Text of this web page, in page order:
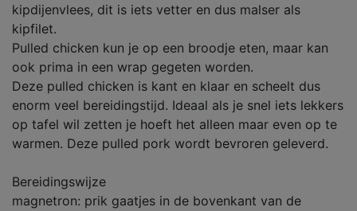
kipdijenvlees, dit is iets vetter en dus malser als
kipfilet.
Pulled chicken kun je op een broodje eten, maar kan
ook prima in een wrap gegeten worden.
Deze pulled chicken is kant en klaar en scheelt dus
enorm veel bereidingstijd. Ideaal als je snel iets lekkers
op tafel wil zetten je hoeft het alleen maar even op te
warmen. Deze pulled pork wordt bevroren geleverd.
Bereidingswijze
magnetron: prik gaatjes in de bovenkant van de